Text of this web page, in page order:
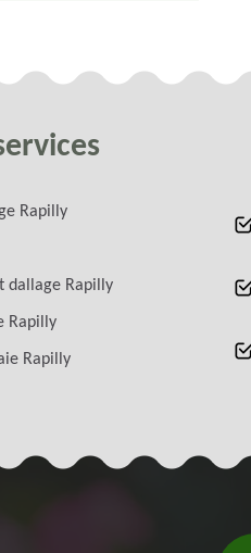
Rapilly
dallage Rapilly
Rapilly
Rapilly